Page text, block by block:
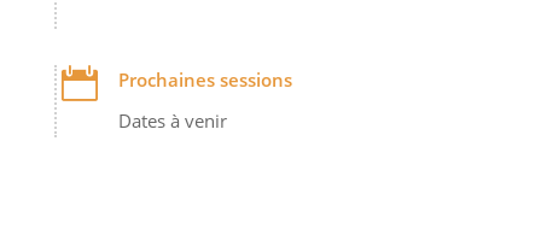

Prochaines sessions
Dates à venir